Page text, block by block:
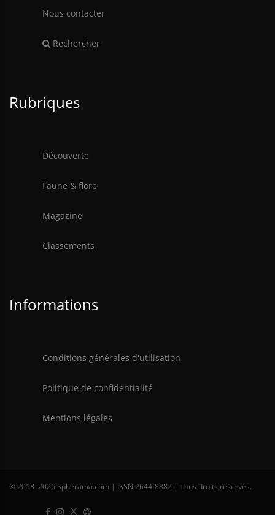
Nous contacter
Rechercher
Rubriques
Découverte
Faune & flore
Magazine
Classements
Informations
Conditions générales d'utilisation
Politique de confidentialité
Mentions légales
© 2018–2026 Spherama.com | ISSN 2644-8882 | Tous droits réservés.
X